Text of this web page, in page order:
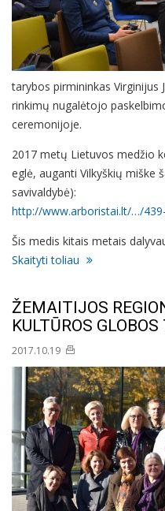
tarybos pirmininkas Virginijus
rinkimų nugalėtojo
ceremonijoje.
2017 metų Lietuvos medžio
eglė, auganti Vilkyškių miške
savivaldybė):
http://www.arboristai.lt/…/
Šis medis kitais metais
Skaityti toliau
ŽEMAITIJOS
KULTŪROS
2017.10.19